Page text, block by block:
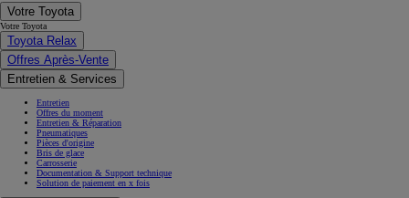
Votre Toyota
Votre Toyota
Toyota Relax
Offres Après-Vente
Entretien & Services
Entretien
Offres du moment
Entretien & Réparation
Pneumatiques
Pièces d'origine
Bris de glace
Carrosserie
Documentation & Support technique
Solution de paiement en x fois